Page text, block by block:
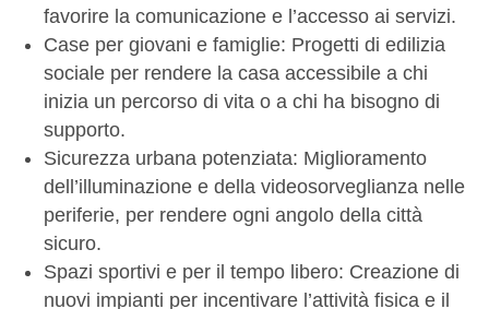
favorire la comunicazione e l’accesso ai servizi.
Case per giovani e famiglie: Progetti di edilizia
sociale per rendere la casa accessibile a chi
inizia un percorso di vita o a chi ha bisogno di
supporto.
Sicurezza urbana potenziata: Miglioramento
dell’illuminazione e della videosorveglianza nelle
periferie, per rendere ogni angolo della città
sicuro.
Spazi sportivi e per il tempo libero: Creazione di
nuovi impianti per incentivare l’attività fisica e il